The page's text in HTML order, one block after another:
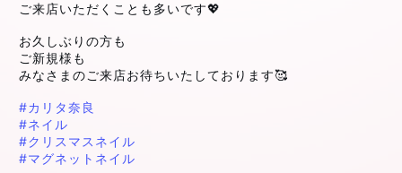
ご来店いただくことも多いです💖
お久しぶりの方も
ご新規様も
みなさまのご来店お待ちいたしております🥰
#カリタ奈良
#ネイル
#クリスマスネイル
#マグネットネイル